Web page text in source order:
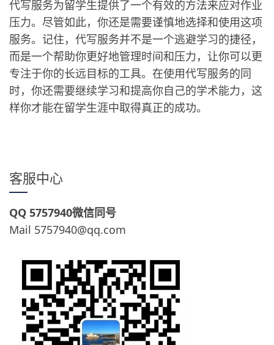
代写服务为留学生提供了一个有效的方法来应对作业
压力。尽管如此，你还是需要谨慎地选择和使用这项
服务。记住，代写服务并不是一个逃避学习的捷径，
而是一个帮助你更好地管理时间和压力，让你可以更
专注于你的长远目标的工具。在使用代写服务的同
时，你还需要继续学习和提高你自己的学术能力，这
样你才能在留学生涯中取得真正的成功。
客服中心
QQ 5757940微信同号
Mail 5757940@qq.com